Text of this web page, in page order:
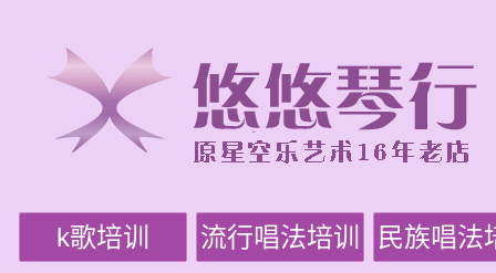
k歌培训 流行唱法培训 民族唱法